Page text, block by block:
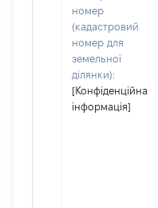
номер
(кадастровий
номер для
земельної
ділянки):
[Конфіденційна
інформація]